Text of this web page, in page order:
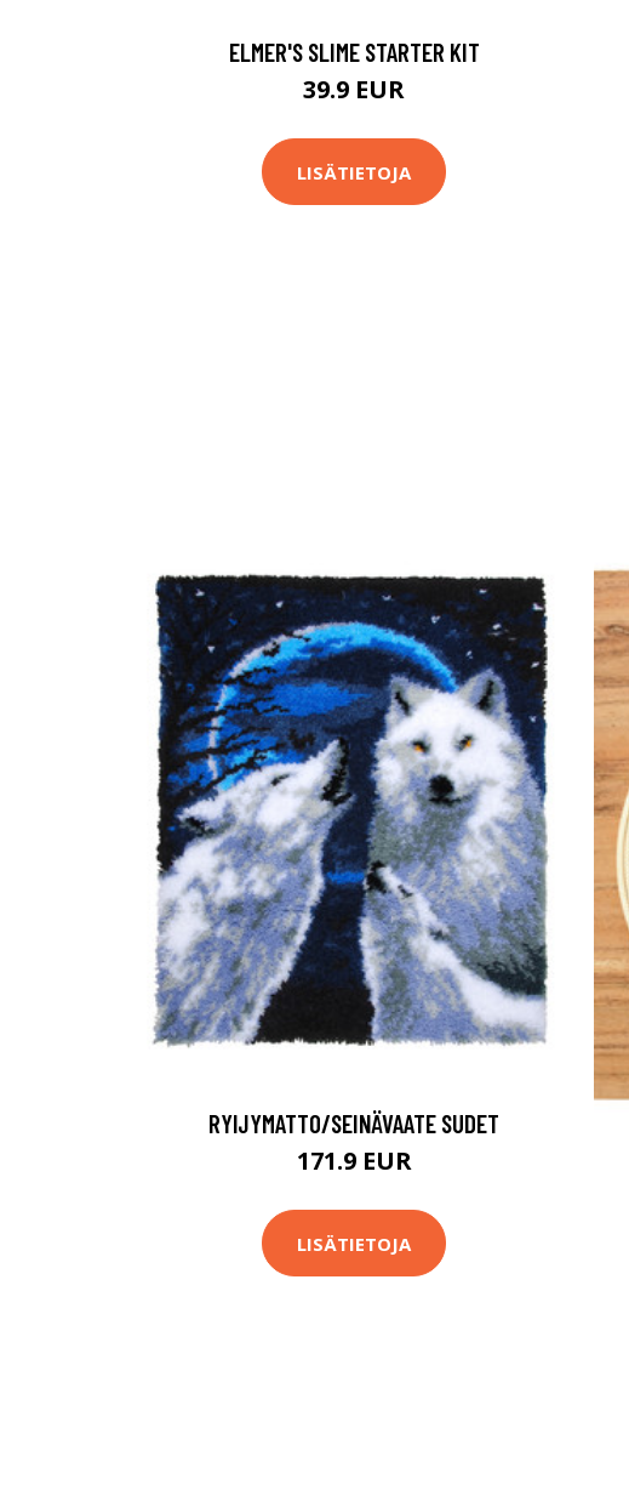
ELMER'S SLIME STARTER KIT
39.9 EUR
LISÄTIETOJA
RYIJYMATTO/SEINÄVAATE SUDET
171.9 EUR
LISÄTIETOJA